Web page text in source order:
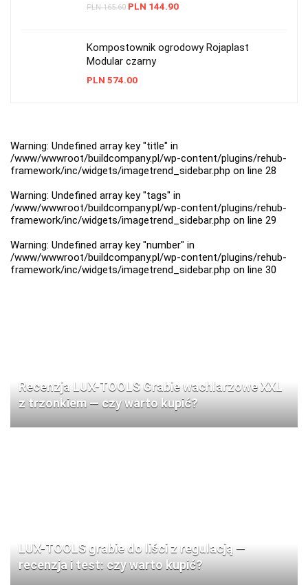
PLN165.60 PLN 144.90
Kompostownik ogrodowy Rojaplast
Modular czarny
PLN 574.00
Warning: Undefined array key "title" in
/www/wwwroot/buildcompany.pl/wp-content/plugins/rehub-
framework/inc/widgets/imagetrend_sidebar.php on line 28
Warning: Undefined array key "tags" in
/www/wwwroot/buildcompany.pl/wp-content/plugins/rehub-
framework/inc/widgets/imagetrend_sidebar.php on line 29
Warning: Undefined array key "number" in
/www/wwwroot/buildcompany.pl/wp-content/plugins/rehub-
framework/inc/widgets/imagetrend_sidebar.php on line 30
Recenzja LUX-TOOLS Grabie wachlarzowe XXL
z trzonkiem — czy warto kupić?
LUX-TOOLS grabie do liści z regulacją —
recenzja i test: czy warto kupić?